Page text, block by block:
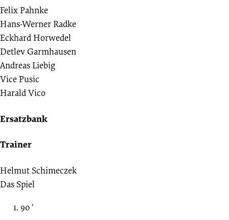
Felix Pahnke
Hans-Werner Radke
Eckhard Horwedel
Detlev Garmhausen
Andreas Liebig
Vice Pusic
Harald Vico
Ersatzbank
Trainer
Helmut Schimeczek
Das Spiel
90 ′